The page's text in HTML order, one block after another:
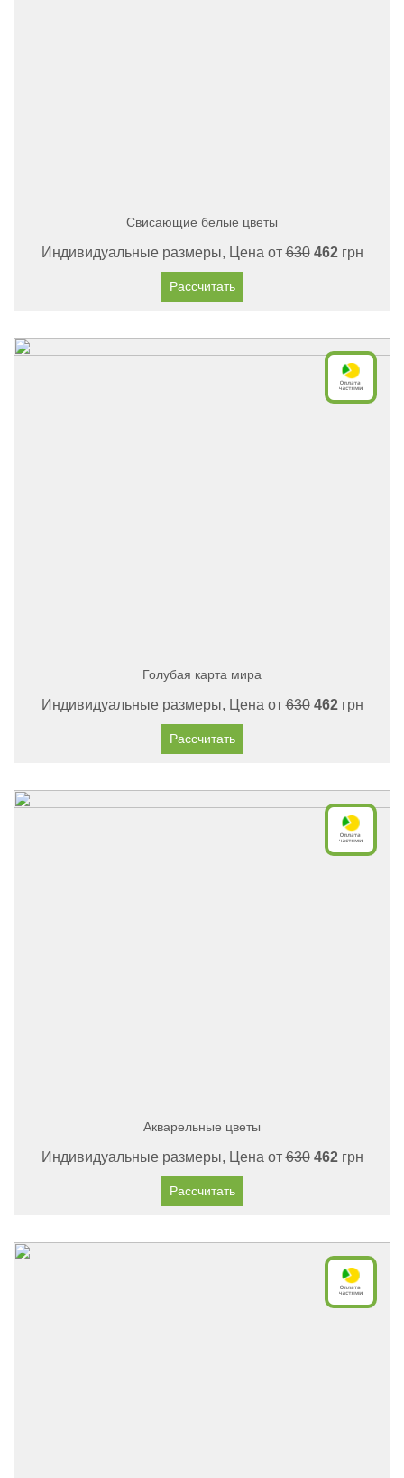
Свисающие белые цветы
Индивидуальные размеры, Цена от630 462грн
Рассчитать
Голубая карта мира
Индивидуальные размеры, Цена от630 462грн
Рассчитать
Акварельные цветы
Индивидуальные размеры, Цена от630 462грн
Рассчитать